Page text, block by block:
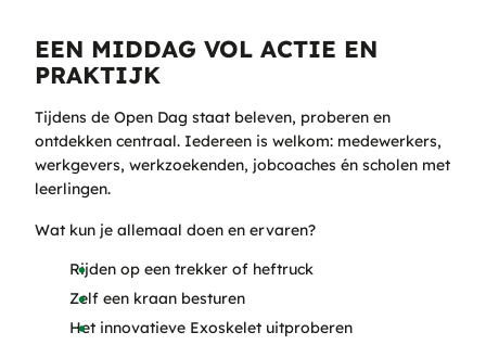
EEN MIDDAG VOL ACTIE EN
PRAKTIJK
Tijdens de Open Dag staat beleven, proberen en
ontdekken centraal. Iedereen is welkom: medewerkers,
werkgevers, werkzoekenden, jobcoaches én scholen met
leerlingen.
Wat kun je allemaal doen en ervaren?
Rijden op een trekker of heftruck
Zelf een kraan besturen
Het innovatieve Exoskelet uitproberen